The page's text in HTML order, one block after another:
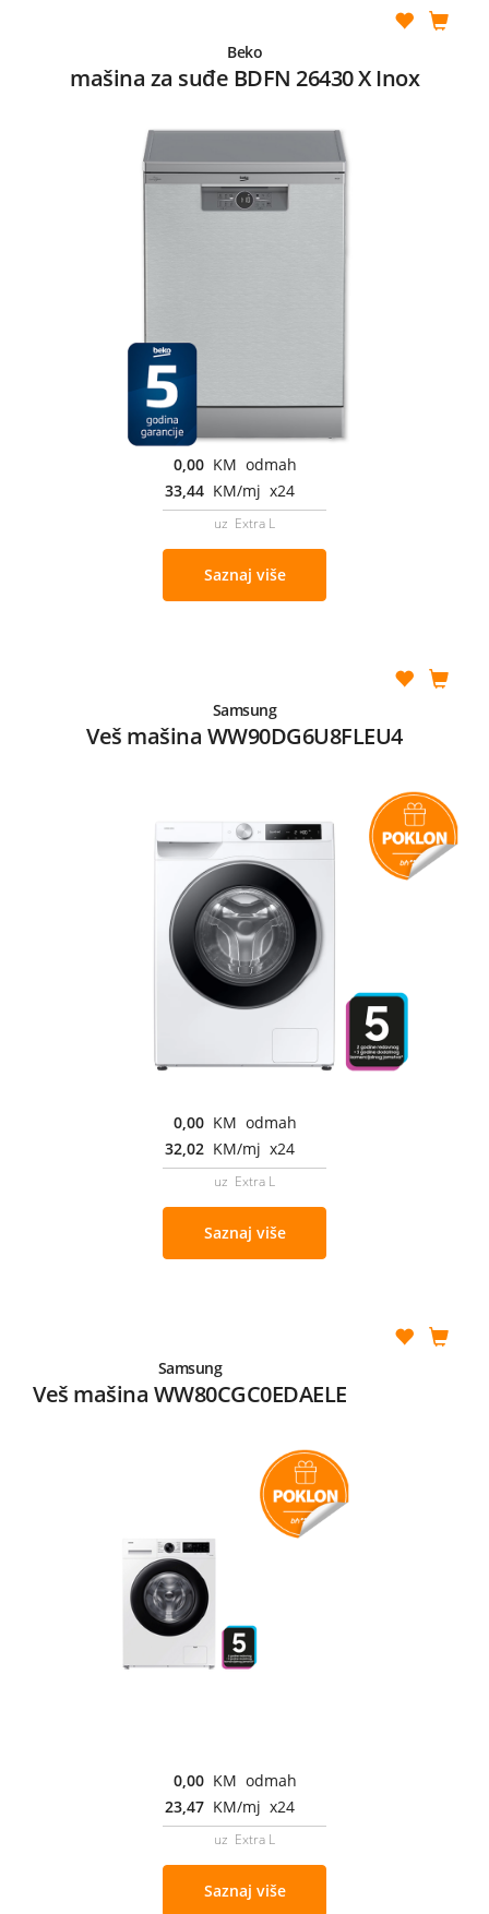
Beko
mašina za suđe BDFN 26430 X Inox
0,00 KM odmah
33,44 KM/mj x24
uz Extra L
Saznaj više
Samsung
Veš mašina WW90DG6U8FLEU4
0,00 KM odmah
32,02 KM/mj x24
uz Extra L
Saznaj više
Samsung
Veš mašina WW80CGC0EDAELE
0,00 KM odmah
23,47 KM/mj x24
uz Extra L
Saznaj više